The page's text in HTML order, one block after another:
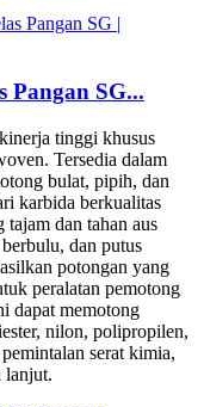
Pangan SG...
tinggi khusus
Tersedia dalam
bulat, pipih, dan
karbida berkualitas
dan tahan aus
dan putus
potongan yang
peralatan pemotong
dapat memotong
nilon, polipropilen,
serat kimia,
lanjut.